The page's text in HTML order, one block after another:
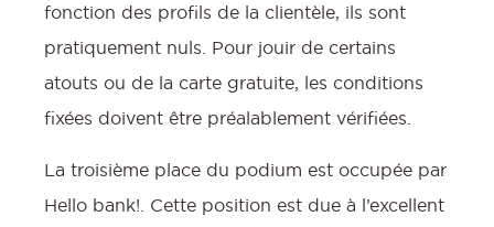
fonction des profils de la clientèle, ils sont
pratiquement nuls. Pour jouir de certains
atouts ou de la carte gratuite, les conditions
fixées doivent être préalablement vérifiées.
La troisième place du podium est occupée par
Hello bank!. Cette position est due à l’excellent